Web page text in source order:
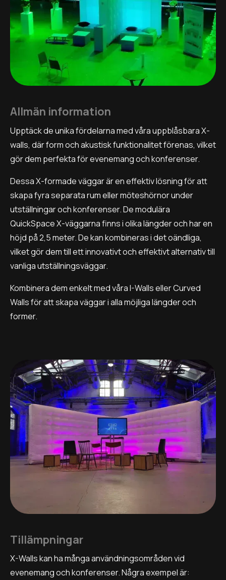
Allmän information
Upptäck de unika fördelarna med våra uppblåsbara X-
walls, där form och akustisk funktionalitet förenas, vilket
gör dem perfekta för evenemang och konferenser.
Dessa X-formade väggar är en effektiv lösning för att
skapa fyra separata rum eller möteshörnor under
utställningar och konferenser. De modulära
QuickSpace X-väggarna finns i olika längder och har en
höjd på 2,5 meter. De kan kombineras i det oändliga,
vilket gör dem till ett innovativt och effektivt alternativ till
vanliga utställningsväggar.
Kombinera dem enkelt med våra I-Walls eller Curved
Walls för att skapa väggar i alla möjliga längder och
former.
Tillämpningar
X-Walls kan ha många användningsområden vid
evenemang och konferenser. Några exempel är: